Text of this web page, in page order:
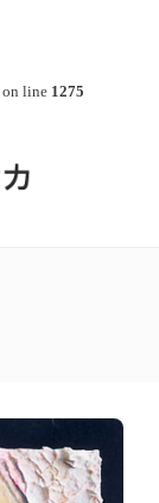
on line 1275